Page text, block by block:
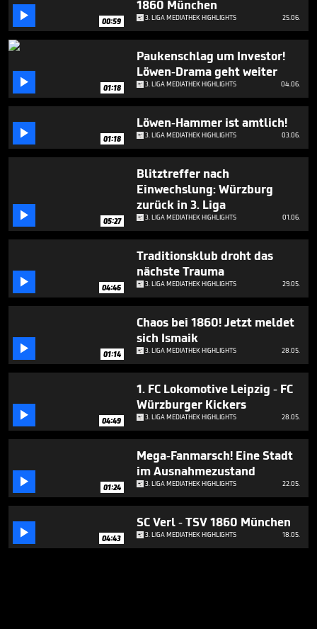
minutes,
seconds
 00:59
1860 München
3. LIGA MEDIATHEK HIGHLIGHTS 25.06.
 01:18
Paukenschlag um Investor!
Löwen-Drama geht weiter
3. LIGA MEDIATHEK HIGHLIGHTS 04.06.
 01:18
Löwen-Hammer ist amtlich!
3. LIGA MEDIATHEK HIGHLIGHTS 03.06.
 05:27
Blitztreffer nach
Einwechslung: Würzburg
zurück in 3. Liga
3. LIGA MEDIATHEK HIGHLIGHTS 01.06.
 04:46
Traditionsklub droht das
nächste Trauma
3. LIGA MEDIATHEK HIGHLIGHTS 29.05.
 01:14
Chaos bei 1860! Jetzt meldet
sich Ismaik
3. LIGA MEDIATHEK HIGHLIGHTS 28.05.
 04:49
1. FC Lokomotive Leipzig - FC
Würzburger Kickers
3. LIGA MEDIATHEK HIGHLIGHTS 28.05.
 01:24
Mega-Fanmarsch! Eine Stadt
im Ausnahmezustand
3. LIGA MEDIATHEK HIGHLIGHTS 22.05.
 04:43
SC Verl - TSV 1860 München
3. LIGA MEDIATHEK HIGHLIGHTS 18.05.